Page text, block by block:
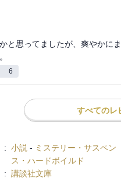
と思ってましたが、爽やかに
6
すべてのレ
: 小説 - ミステリー・サスペン
ス・ハードボイルド
: 講談社文庫